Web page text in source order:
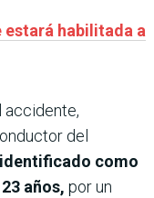
estará habilitada a
accidente,
del
identificado como
años, por un